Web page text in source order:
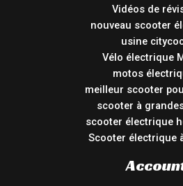
Vidéos de
nouveau scooter
usine
Vélo électrique
motos
meilleur scooter
scooter à
scooter électrique
Scooter électrique